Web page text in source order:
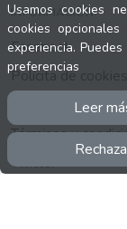
Usamos cookies
cookies
experiencia.
preferencias
Leer
INFORMACIÓN
Facebook
Polícita de cookies
Política de
Términos y
Twitter